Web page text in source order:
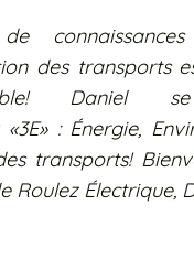
des transports
Daniel
: Énergie,
transports!
Roulez Électrique,